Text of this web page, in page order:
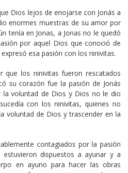
Dios lejos de enojarse con Jonás a
enormes muestras de su amor por
tenía en Jonas, a Jonas no le quedó
por aquel Dios que conoció de
esa pasión con los ninivitas.
que los ninivitas fueron rescatados
su corazón fue la pasión de Jonás
la voluntad de Dios y Dios no le dio
con los ninivitas, quienes no
voluntad de Dios y trascender en la
contagiados por la pasión
dispuestos a ayunar y a
en ayuno para hacer las obras